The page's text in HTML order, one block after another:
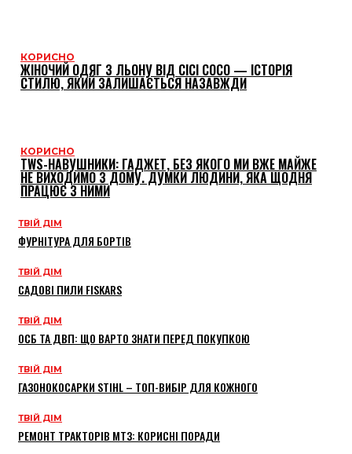
КОРИСНО
ЖІНОЧИЙ ОДЯГ З ЛЬОНУ ВІД CICI COCO — ІСТОРІЯ
СТИЛЮ, ЯКИЙ ЗАЛИШАЄТЬСЯ НАЗАВЖДИ
КОРИСНО
TWS-НАВУШНИКИ: ГАДЖЕТ, БЕЗ ЯКОГО МИ ВЖЕ МАЙЖЕ
НЕ ВИХОДИМО З ДОМУ. ДУМКИ ЛЮДИНИ, ЯКА ЩОДНЯ
ПРАЦЮЄ З НИМИ
ТВІЙ ДІМ
ФУРНІТУРА ДЛЯ БОРТІВ
ТВІЙ ДІМ
САДОВІ ПИЛИ FISKARS
ТВІЙ ДІМ
ОСБ ТА ДВП: ЩО ВАРТО ЗНАТИ ПЕРЕД ПОКУПКОЮ
ТВІЙ ДІМ
ГАЗОНОКОСАРКИ STIHL – ТОП-ВИБІР ДЛЯ КОЖНОГО
ТВІЙ ДІМ
РЕМОНТ ТРАКТОРІВ МТЗ: КОРИСНІ ПОРАДИ